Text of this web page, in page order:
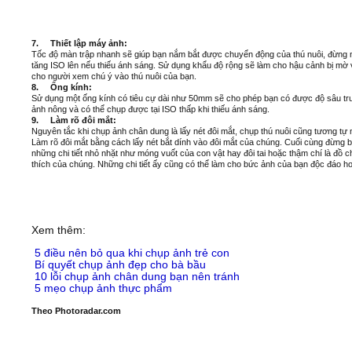
7. Thiết lập máy ảnh:
Tốc độ màn trập nhanh sẽ giúp bạn nắm bắt được chuyển động của thú nuôi, đừng
tăng ISO lên nếu thiếu ánh sáng. Sử dụng khẩu độ rộng sẽ làm cho hậu cảnh bị mờ
cho người xem chú ý vào thú nuôi của bạn.
8. Ống kính:
Sử dụng một ống kính có tiêu cự dài như 50mm sẽ cho phép bạn có được độ sâu
ảnh nông và có thể chụp được tại ISO thấp khi thiếu ánh sáng.
9.
Làm rõ đôi mắt:
Nguyên tắc khi chụp ảnh chân dung là lấy nét đôi mắt, chụp thú nuôi cũng tương tự
Làm rõ đôi mắt bằng cách lấy nét bắt dính vào đôi mắt của chúng. Cuối cùng đừng
những chi tiết nhỏ nhặt như móng vuốt của con vật hay đôi tai hoặc thậm chí là đồ
thích của chúng. Những chi tiết ấy cũng có thể làm cho bức ảnh của bạn độc đáo
Xem thêm:
5 điều nên bỏ qua khi chụp ảnh trẻ con
Bí quyết chụp ảnh đẹp cho bà bầu
10 lỗi chụp ảnh chân dung bạn nên tránh
5 mẹo chụp ảnh thực phẩm
Theo Photoradar.com